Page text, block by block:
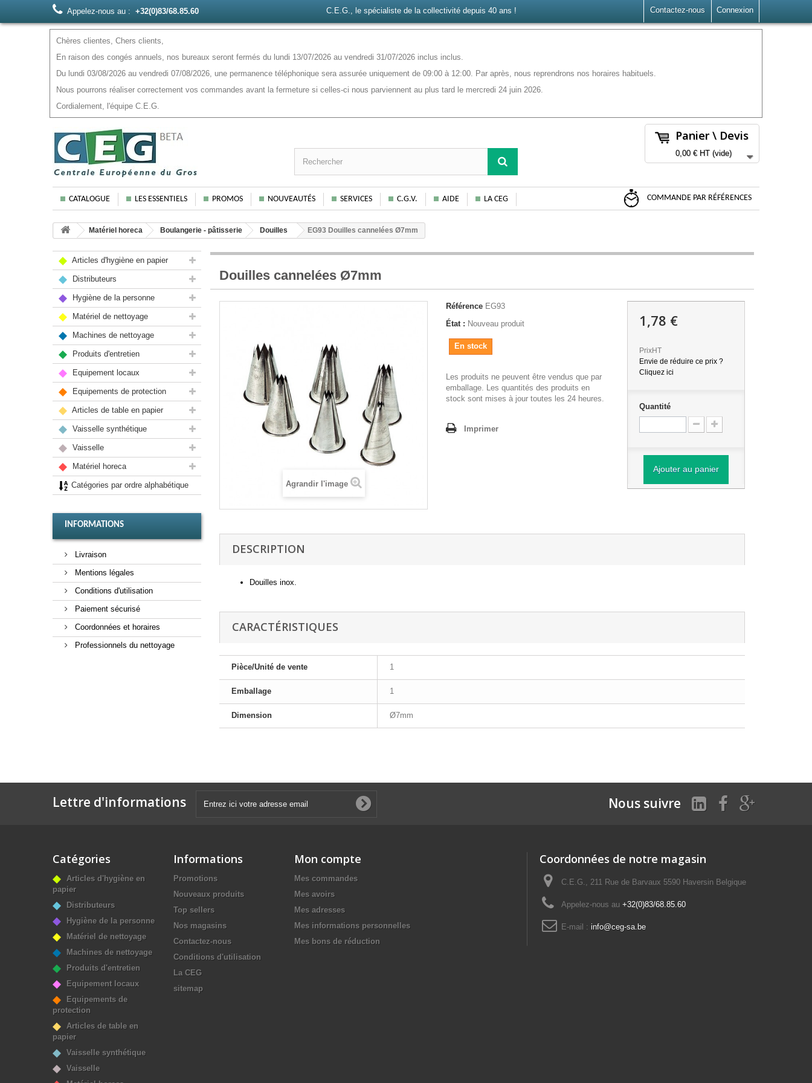
Connexion
Contactez-nous
Appelez-nous au : +32(0)83/68.85.60 C.E.G., le spécialiste de la collectivité depuis 40 ans !
Chères clientes, Chers clients,
En raison des congés annuels, nos bureaux seront fermés du lundi 13/07/2026 au vendredi 31/07/2026 inclus inclus.
Du lundi 03/08/2026 au vendredi 07/08/2026, une permanence téléphonique sera assurée uniquement de 09:00 à 12:00. Par après, nous reprendrons nos horaires habituels.
Nous pourrons réaliser correctement vos commandes avant la fermeture si celles-ci nous parviennent au plus tard le mercredi 24 juin 2026.
Cordialement, l'équipe C.E.G.
Panier \ Devis
0,00 €HT (vide)
CATALOGUE LES ESSENTIELS PROMOS NOUVEAUTÉS SERVICES C.G.V. AIDE LA CEG COMMANDE PAR RÉFÉRENCES
Matériel horeca Boulangerie - pâtisserie Douilles EG93 Douilles cannelées Ø7mm
Articles d'hygiène en papier
Distributeurs
Hygiène de la personne
Matériel de nettoyage
Machines de nettoyage
Produits d'entretien
Equipement locaux
Equipements de protection
Articles de table en papier
Vaisselle synthétique
Vaisselle
Matériel horeca
Catégories par ordre alphabétique
INFORMATIONS
Livraison
Mentions légales
Conditions d'utilisation
Paiement sécurisé
Coordonnées et horaires
Professionnels du nettoyage
Douilles cannelées Ø7mm
Agrandir l'image
Référence EG93
État : Nouveau produit
En stock
Les produits ne peuvent être vendus que par
emballage. Les quantités des produits en
stock sont mises à jour toutes les 24 heures.
Imprimer
1,78 €
PrixHT
Envie de réduire ce prix ?
Cliquez ici
Quantité
Ajouter au panier
DESCRIPTION
Douilles inox.
CARACTÉRISTIQUES
Pièce/Unité de vente 1
Emballage 1
Dimension Ø7mm
Lettre d'informations Nous suivre
Catégories
Articles d'hygiène en
papier
Distributeurs
Hygiène de la personne
Matériel de nettoyage
Machines de nettoyage
Produits d'entretien
Equipement locaux
Equipements de
protection
Articles de table en
papier
Vaisselle synthétique
Vaisselle
Informations
Promotions
Nouveaux produits
Top sellers
Nos magasins
Contactez-nous
Conditions d'utilisation
La CEG
sitemap
Mon compte
Mes commandes
Mes avoirs
Mes adresses
Mes informations personnelles
Mes bons de réduction
Coordonnées de notre magasin
C.E.G., 211 Rue de Barvaux 5590 Haversin Belgique
Appelez-nous au +32(0)83/68.85.60
E-mail : info@ceg-sa.be